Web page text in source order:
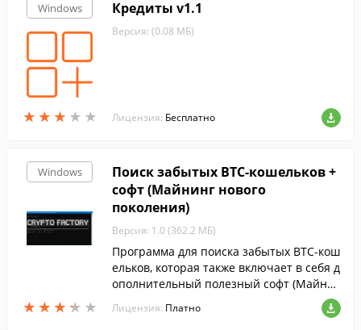
Windows
★ ★ ★ ★ ★
★ ★ ★ ★ ★
Кредиты v1.1
Версия: (0.08 МБ)
Лицензия: Бесплатно
Windows
★ ★ ★ ★ ★
★ ★ ★ ★ ★
Поиск забытых BTC-кошельков +
софт (Майнинг нового
поколения)
Версия: 1.0 (362.2 МБ)
Программа для поиска забытых BTC-кош
ельков, которая также включает в себя д
ополнительный полезный софт (Майни
Лицензия: Платно